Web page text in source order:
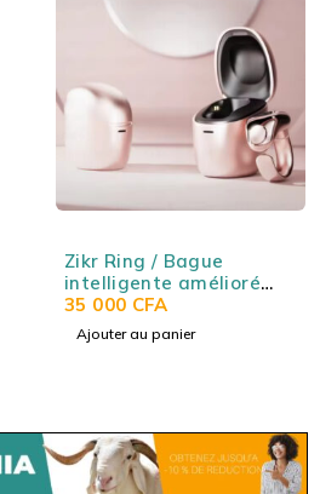
Zikr Ring / Bague
intelligente amélioré
avec boitier de charge
(tailles d'anneau
interchangeables)
35 000 CFA
Ajouter au panier